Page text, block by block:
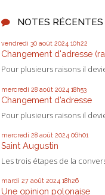
NOTES RÉCENTES
vendredi 30 août 2024 10h22
Changement d'adresse
Pour plusieurs raisons il
mercredi 28 août 2024 18h53
Changement d’adresse
Pour plusieurs raisons il
mercredi 28 août 2024 06h01
Saint Augustin
Les trois étapes de la
mardi 27 août 2024 18h26
Une opinion polonaise